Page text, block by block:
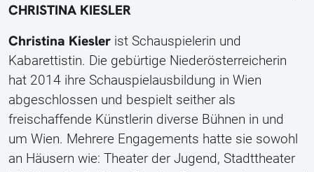
CHRISTINA KIESLER
Christina Kiesler ist Schauspielerin und
Kabarettistin. Die gebürtige Niederösterreicherin
hat 2014 ihre Schauspielausbildung in Wien
abgeschlossen und bespielt seither als
freischaffende Künstlerin diverse Bühnen in und
um Wien. Mehrere Engagements hatte sie sowohl
an Häusern wie: Theater der Jugend, Stadttheater